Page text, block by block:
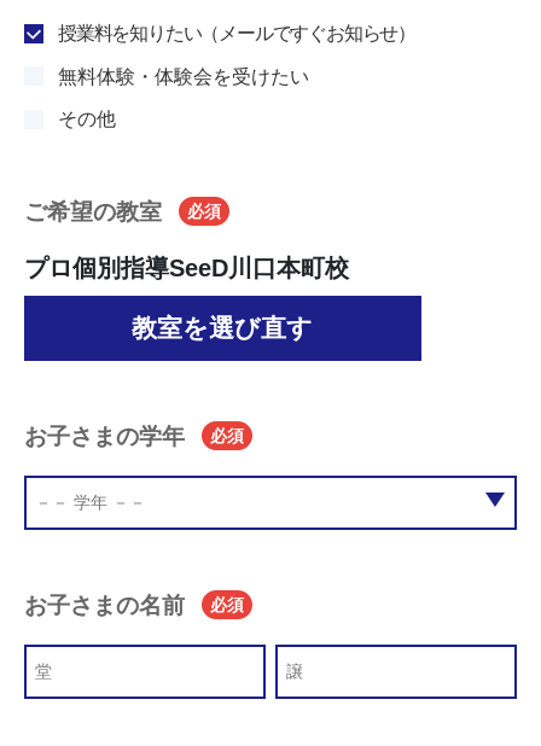
授業料を知りたい（メールですぐお知らせ）
無料体験・体験会を受けたい
その他
ご希望の教室 必須
プロ個別指導SeeD川口本町校
教室を選び直す
お子さまの学年 必須
お子さまの名前 必須